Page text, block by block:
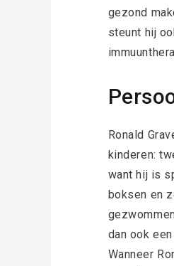
gezond
steunt hij
Ronald
kinderen:
want hij is
boksen en
dan ook
Wanneer